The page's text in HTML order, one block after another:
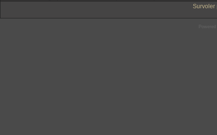
Survoler